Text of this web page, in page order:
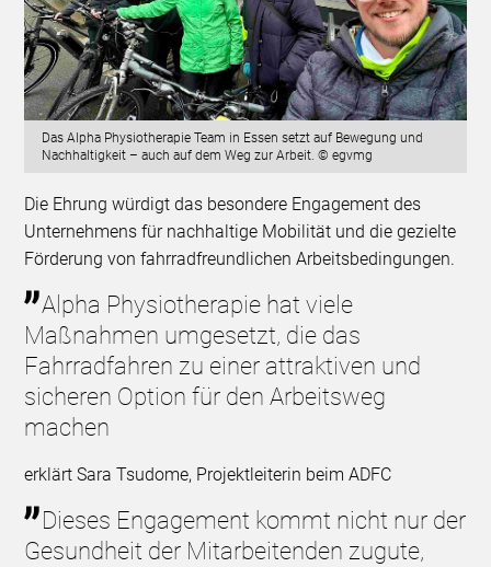
Das Alpha Physiotherapie Team in Essen setzt auf Bewegung und
Nachhaltigkeit – auch auf dem Weg zur Arbeit. © egvmg
Die Ehrung würdigt das besondere Engagement des
Unternehmens für nachhaltige Mobilität und die gezielte
Förderung von fahrradfreundlichen Arbeitsbedingungen.
Alpha Physiotherapie hat viele
Maßnahmen umgesetzt, die das
Fahrradfahren zu einer attraktiven und
sicheren Option für den Arbeitsweg
machen
erklärt Sara Tsudome, Projektleiterin beim ADFC
Dieses Engagement kommt nicht nur der
Gesundheit der Mitarbeitenden zugute,